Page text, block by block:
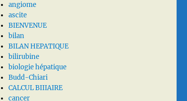
angiome
ascite
BIENVENUE
bilan
BILAN HEPATIQUE
bilirubine
biologie hépatique
Budd-Chiari
CALCUL BIIIAIRE
cancer